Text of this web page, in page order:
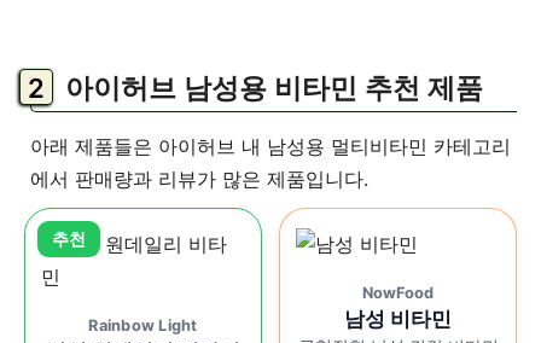
아이허브 남성용 비타민 추천 제품
아래 제품들은 아이허브 내 남성용 멀티비타민 카테고리
에서 판매량과 리뷰가 많은 제품입니다.
Rainbow Light
NowFood
남성 비타민